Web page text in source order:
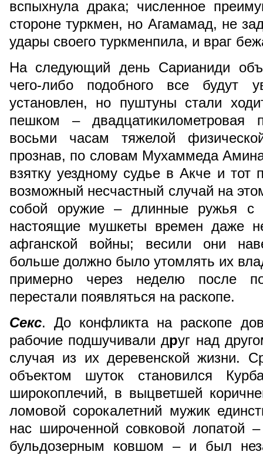
вспыхнула драка; численное
стороне туркмен, но Агамамад, не
удары своего туркменпила, и враг
На следующий день Сарианиди
чего-либо подобного все
установлен, но пуштуны стали
пешком – двадцатикилометровая
восьми часам тяжелой
прознав, по словам Мухаммеда
взятку уездному судье в Акче и тот
возможный несчастный случай на
собой оружие – длинные ружья с
настоящие мушкеты времен даже
афганской войны; весили они
больше должно было утомлять их
примерно через неделю после
перестали появляться на раскопе.
Секс. До конфликта на раскопе
рабочие подшучивали друг над
случая из их деревенской жизни.
объектом шуток становился
широкоплечий, в выцветшей
ломовой сорокалетний мужик
нас широченной совковой лопатой
бульдозерным ковшом – и был